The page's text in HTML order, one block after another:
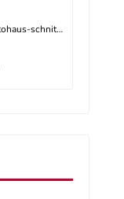
falko.fritzinger@autohaus-schnitzler.de